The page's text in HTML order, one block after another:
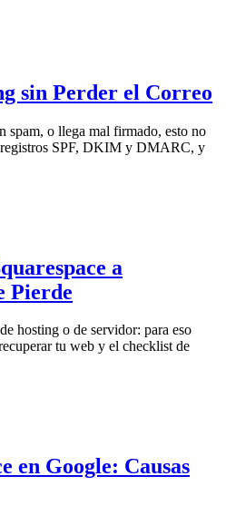
sin Perder el Correo
spam, o llega mal firmado, esto no
registros SPF, DKIM y DMARC, y
a
Pierde
hosting o de servidor: para eso
tu web y el checklist de
en Google: Causas